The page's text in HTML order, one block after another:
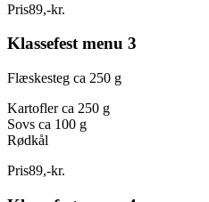
Pris89,-kr.
Klassefest menu 3
Flæskesteg ca 250 g
Kartofler ca 250 g
Sovs ca 100 g
Rødkål
Pris89,-kr.